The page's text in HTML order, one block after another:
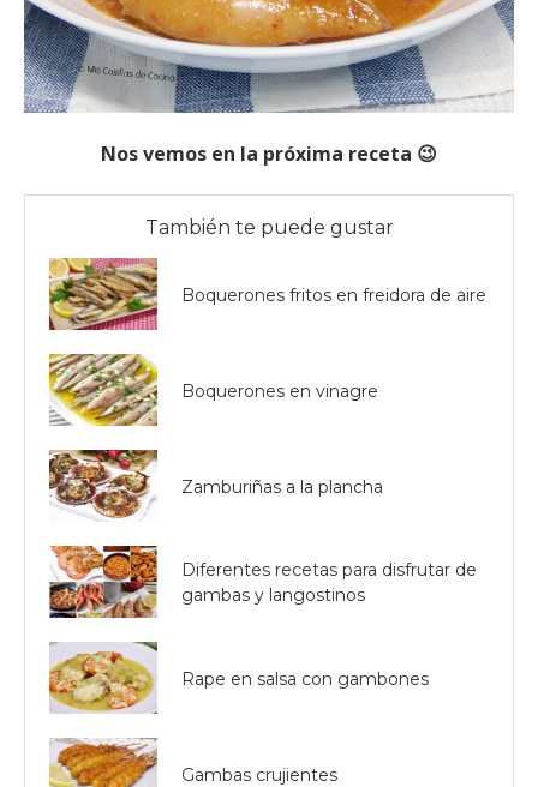
Nos vemos en la próxima receta 😉
También te puede gustar
Boquerones fritos en freidora de aire
Boquerones en vinagre
Zamburiñas a la plancha
Diferentes recetas para disfrutar de
gambas y langostinos
Rape en salsa con gambones
Gambas crujientes